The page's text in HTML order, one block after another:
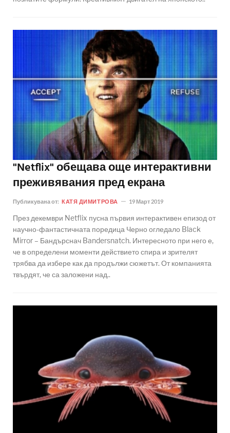
"Netflix" обещава още интерактивни
преживявания пред екрана
Публикувана от: КАТЯ ДИМИТРОВА 19 Март 2019
През декември Netflix пусна първия интерактивен епизод от
научно-фантастичната поредица Черно огледало Black
Mirror – Бандърснач Bandersnatch. Интересното при него е,
че в определени моменти действието спира и зрителят
трябва да избере как да продължи сюжетът. От компанията
твърдят, че са заложени над..